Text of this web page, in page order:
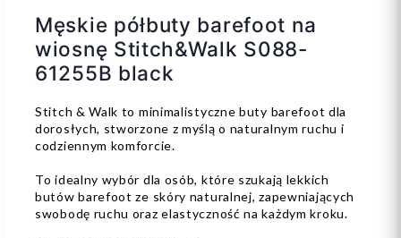
Męskie półbuty barefoot na
wiosnę Stitch&Walk S088-
61255B black
Stitch & Walk to minimalistyczne buty barefoot dla
dorosłych, stworzone z myślą o naturalnym ruchu i
codziennym komforcie.
To idealny wybór dla osób, które szukają lekkich
butów barefoot ze skóry naturalnej, zapewniających
swobodę ruchu oraz elastyczność na każdym kroku.